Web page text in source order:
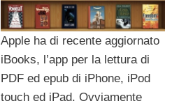
Apple ha di recente aggiornato
iBooks, l’app per la lettura di
PDF ed epub di iPhone, iPod
touch ed iPad. Ovviamente